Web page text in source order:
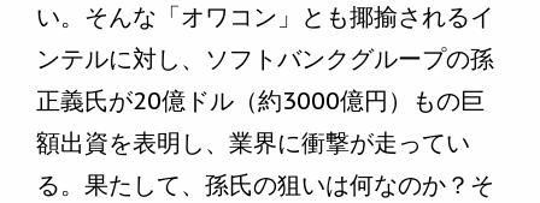
い。そんな「オワコン」とも揶揄されるイ
ンテルに対し、ソフトバンクグループの孫
正義氏が20億ドル（約3000億円）もの巨
額出資を表明し、業界に衝撃が走ってい
る。果たして、孫氏の狙いは何なのか？そ